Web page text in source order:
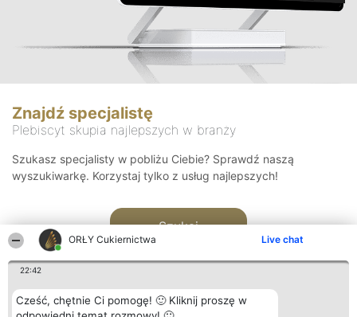
ORŁY Cukiernictwa Live chat
22:42
Cześć, chętnie Ci pomogę! 🙂 Kliknij proszę w
Znajdź specjalistę
Plebiscyt skupia najlepszych w branży
Szukasz specjalisty w pobliżu Ciebie? Sprawdź naszą
wyszukiwarkę. Korzystaj tylko z usług najlepszych!
Szukaj